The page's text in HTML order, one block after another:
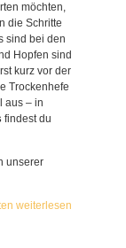
möchten,
die Schritte
sind bei den
Hopfen sind
kurz vor der
Trockenhefe
aus – in
findest du
unserer
weiterlesen